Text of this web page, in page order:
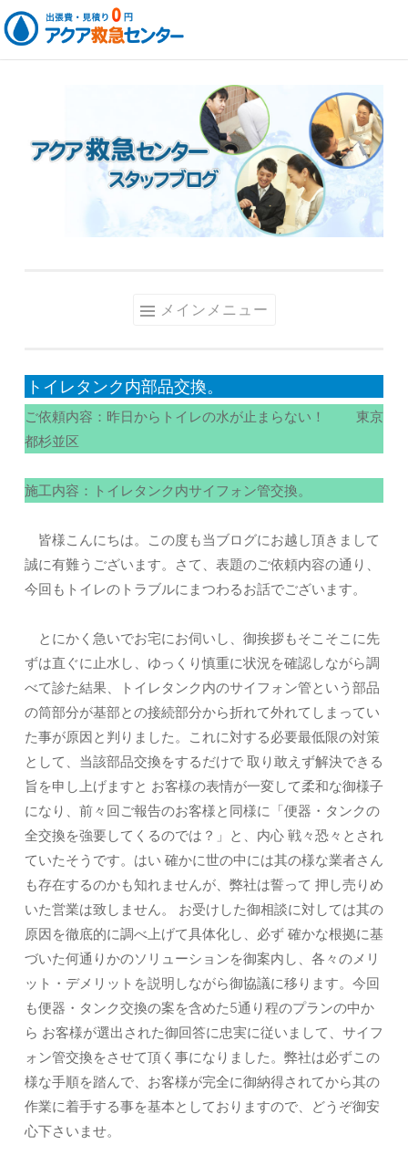
テ
メインメニュー
トイレタンク内部品交換。
ご依頼内容：昨日からトイレの水が止まらない！ 東京
都杉並区
施工内容：トイレタンク内サイフォン管交換。
皆様こんにちは。この度も当ブログにお越し頂きまして
誠に有難うございます。さて、表題のご依頼内容の通り、
今回もトイレのトラブルにまつわるお話でございます。
とにかく急いでお宅にお伺いし、御挨拶もそこそこに先
ずは直ぐに止水し、ゆっくり慎重に状況を確認しながら調
べて診た結果、トイレタンク内のサイフォン管という部品
の筒部分が基部との接続部分から折れて外れてしまってい
た事が原因と判りました。これに対する必要最低限の対策
として、当該部品交換をするだけで 取り敢えず解決できる
旨を申し上げますと お客様の表情が一変して柔和な御様子
になり、前々回ご報告のお客様と同様に「便器・タンクの
全交換を強要してくるのでは？」と、内心 戦々恐々とされ
ていたそうです。はい 確かに世の中には其の様な業者さん
も存在するのかも知れませんが、弊社は誓って 押し売りめ
いた営業は致しません。 お受けした御相談に対しては其の
原因を徹底的に調べ上げて具体化し、必ず 確かな根拠に基
づいた何通りかのソリューションを御案内し、各々のメリ
ット・デメリットを説明しながら御協議に移ります。今回
も便器・タンク交換の案を含めた5通り程のプランの中か
ら お客様が選出された御回答に忠実に従いまして、サイフ
ォン管交換をさせて頂く事になりました。弊社は必ずこの
様な手順を踏んで、お客様が完全に御納得されてから其の
作業に着手する事を基本としておりますので、どうぞ御安
心下さいませ。